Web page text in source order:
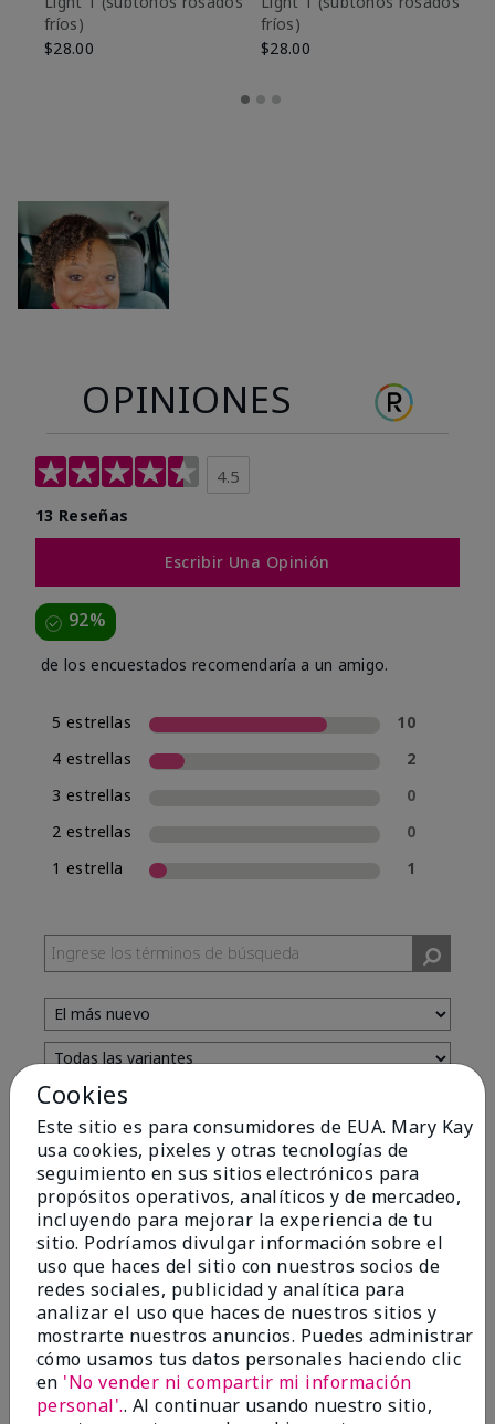
fríos)
$28.00
fríos)
$28.00
OPINIONES
4.5
13 Reseñas
Escribir Una Opinión
92%
de los encuestados recomendaría a un amigo.
5 estrellas
10
4 estrellas
2
3 estrellas
0
2 estrellas
0
1 estrella
1
Evaluado por 13 clientes
5
Yeh! I really works
EnviadoHace 4 meses
porChar
deDetroit, Mi
Evaluado en
marykay.com/en-us/
I ski all winter and since adding this to my progam
Cookies
Este sitio es para consumidores de EUA. Mary Kay
usa cookies, pixeles y otras tecnologías de
seguimiento en sus sitios electrónicos para
propósitos operativos, analíticos y de mercadeo,
incluyendo para mejorar la experiencia de tu
sitio. Podríamos divulgar información sobre el
uso que haces del sitio con nuestros socios de
redes sociales, publicidad y analítica para
analizar el uso que haces de nuestros sitios y
mostrarte nuestros anuncios. Puedes administrar
cómo usamos tus datos personales haciendo clic
en 'No vender ni compartir mi información
personal'.. Al continuar usando nuestro sitio,